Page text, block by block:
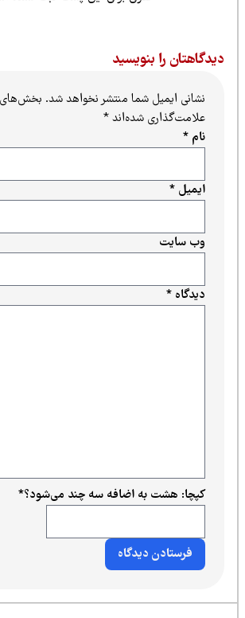
را بنویسید
نشانی ایمیل شما منتشر نخواهد شد.بخش‌های
علامت‌گذاری شده‌اند*
دیدگاه*
ایمیل*
وب‌ سایت
کپچا: هشت به اضافه سه چند می‌شود؟*